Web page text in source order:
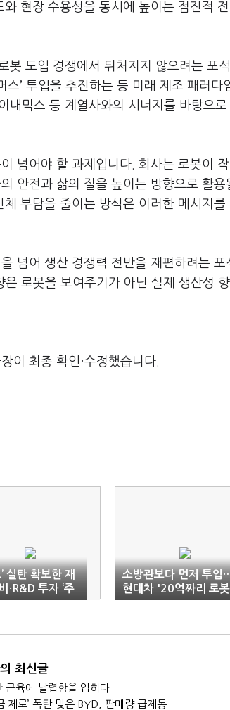
현장 수용성을 동시에 높이는 점진적
봇 도입 경쟁에서 뒤처지지 않으려는 포
’ 투입을 추진하는 등 미래 제조 패러다
내믹스 등 계열사와의 시너지를 바탕으로
넘어야 할 과제입니다. 회사는 로봇이
안전과 삶의 질을 높이는 방향으로 활용
부담을 줄이는 방식은 이러한 메시지를
넘어 생산 경쟁력 전반을 재편하려는 포
로봇을 보여주기가 아닌 실제 생산성
이 최종 확인·수정했습니다.
실탄 확보한 재
·R&D 투자 ‘주
소방관보다 먼저 투입
현대차 '20억짜리 로
4대 기증
최신글
근육에 날렵함을 입히다
제로’ 폭탄 맞은 BYD, 판매량 급제동